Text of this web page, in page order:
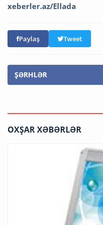
xeberler.az/Ellada
Paylaş Tweet
ŞƏRHLƏR
OXŞAR XƏBƏRLƏR